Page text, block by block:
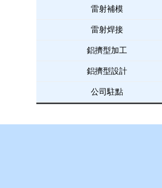
雷射補模
雷射焊接
鋁擠型加工
鋁擠型設計
公司駐點